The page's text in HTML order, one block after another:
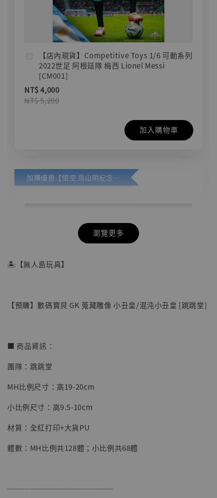
【店內現貨】Competitive Toys 1/6 可動系列
2022世足 阿根廷隊 梅西 Lionel Messi
[CM001]
NT$ 4,000
NT$ 5,200
加入購物車
加購優惠【悟空 鳥山明紀念款 [奇蹟工作室]】
【店內現貨】七龍珠 系列蒐藏雕像 悟空 鳥山
NT$ 4,280
NT$ 5,580
瀏覽更多
🏝【無人島玩具】
【預購】數碼寶貝 GK 蒐藏雕像 小丑皇/混沌小丑皇 [跳跳堂]
■ 商品資訊：
團隊：跳跳堂
MH比例尺寸：高19-20cm
小比例尺寸：高9.5-10cm
材質：全紅打印+大貨PU
體數：MH比例共128體；小比例共68體
──────────────